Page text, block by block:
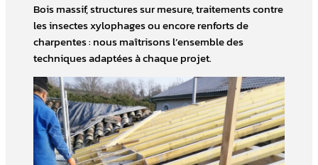
Bois massif, structures sur mesure, traitements contre
les insectes xylophages ou encore renforts de
charpentes : nous maîtrisons l’ensemble des
techniques adaptées à chaque projet.